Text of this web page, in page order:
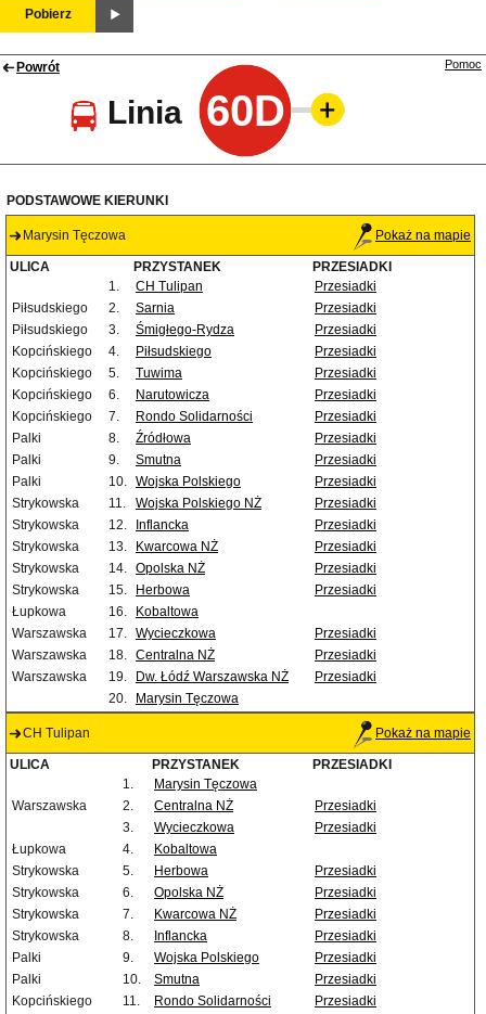
Pobierz
Powrót
Linia 60D
Pomoc
PODSTAWOWE KIERUNKI
Marysin Tęczowa Pokaż na mapie
ULICA PRZYSTANEK
PRZESIADKI
1.
CH Tulipan
Przesiadki
Piłsudskiego
2. Sarnia
Przesiadki
Piłsudskiego
3. Śmigłego-Rydza
Przesiadki
Kopcińskiego
4. Piłsudskiego
Przesiadki
Kopcińskiego
5. Tuwima
Przesiadki
Kopcińskiego
6. Narutowicza
Przesiadki
Kopcińskiego
7. Rondo Solidarności
Przesiadki
Palki
8. Źródłowa
Przesiadki
Palki
9. Smutna
Przesiadki
Palki
10. Wojska Polskiego
Przesiadki
Strykowska
11. Wojska Polskiego NŻ
Przesiadki
Strykowska
12. Inflancka
Przesiadki
Strykowska
13. Kwarcowa NŻ
Przesiadki
Strykowska
14. Opolska NŻ
Przesiadki
Strykowska
15. Herbowa
Przesiadki
Łupkowa
16.
Kobaltowa
Warszawska
17. Wycieczkowa
Przesiadki
Warszawska
18. Centralna NŻ
Przesiadki
Warszawska
19. Dw. Łódź Warszawska NŻ
Przesiadki
20.
Marysin Tęczowa
CH Tulipan Pokaż na mapie
ULICA PRZYSTANEK
PRZESIADKI
1.
Marysin Tęczowa
Warszawska
2. Centralna NŻ
Przesiadki
3.
Wycieczkowa
Przesiadki
Łupkowa
4.
Kobaltowa
Strykowska
5. Herbowa
Przesiadki
Strykowska
6. Opolska NŻ
Przesiadki
Strykowska
7. Kwarcowa NŻ
Przesiadki
Strykowska
8. Inflancka
Przesiadki
Palki
9. Wojska Polskiego
Przesiadki
Palki
10. Smutna
Przesiadki
Kopcińskiego
11. Rondo Solidarności Przesiadki